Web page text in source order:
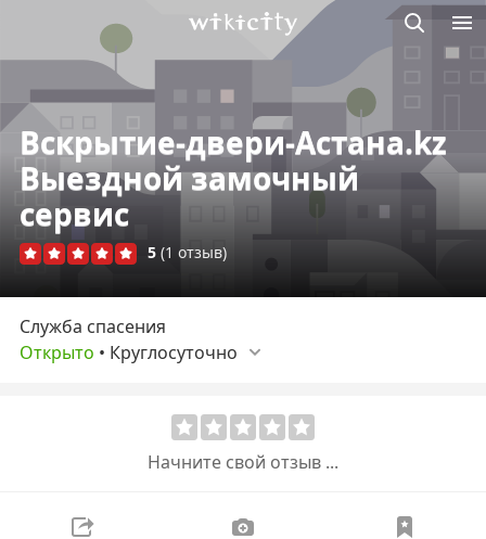
Вскрытие-двери-Астана.kz
Выездной замочный
сервис
5 (1 отзыв)
Служба спасения
Открыто • Круглосуточно
Начните свой отзыв ...